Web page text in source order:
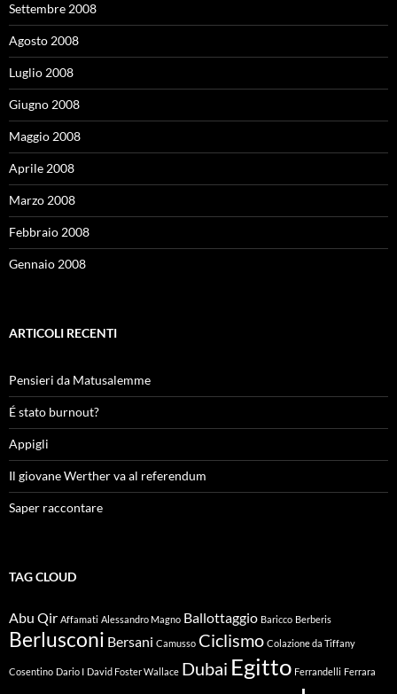
Settembre 2008
Agosto 2008
Luglio 2008
Giugno 2008
Maggio 2008
Aprile 2008
Marzo 2008
Febbraio 2008
Gennaio 2008
ARTICOLI RECENTI
Pensieri da Matusalemme
É stato burnout?
Appigli
Il giovane Werther va al referendum
Saper raccontare
TAG CLOUD
Abu Qir Affamati Alessandro Magno Ballottaggio Baricco Berberis
Berlusconi Bersani Camusso Ciclismo Colazione da Tiffany
Cosentino Dario I David Foster Wallace Dubai Egitto Ferrandelli Ferrara